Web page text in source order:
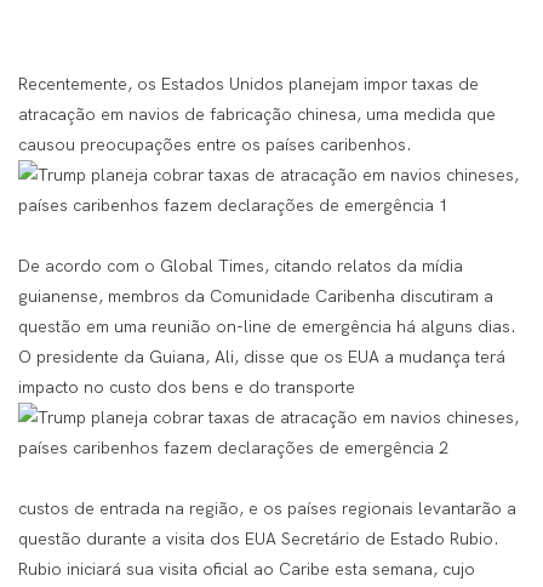
Recentemente, os Estados Unidos planejam impor taxas de
atracação em navios de fabricação chinesa, uma medida que
causou preocupações entre os países caribenhos.
De acordo com o Global Times, citando relatos da mídia
guianense, membros da Comunidade Caribenha discutiram a
questão em uma reunião on-line de emergência há alguns dias.
O presidente da Guiana, Ali, disse que os EUA a mudança terá
impacto no custo dos bens e do transporte
custos de entrada na região, e os países regionais levantarão a
questão durante a visita dos EUA Secretário de Estado Rubio.
Rubio iniciará sua visita oficial ao Caribe esta semana, cujo